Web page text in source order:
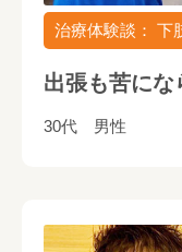
治療体験談： 下
出張も苦にな
30代 男性